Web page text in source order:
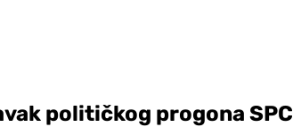
političkog progona SPC